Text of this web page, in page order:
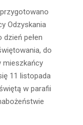
Odzyskania
dzień pełen
do
mieszkańcy
11 listopada
w parafii